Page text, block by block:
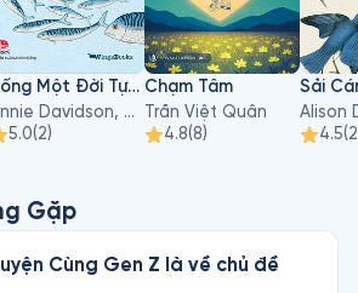
Sống Một Đời Tựa Biển Khơi
Annie Davidson, Richard Harrington
5.0(2)
Chạm Tâm
Trần Việt Quân
4.8(8) 4.5(2
Gặp
Cùng Gen Z là về chủ đề